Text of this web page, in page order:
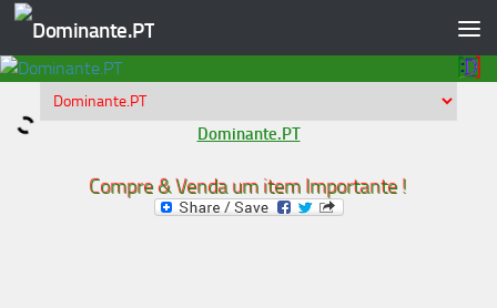
Skip to content
Dominante.PT
Compre & Venda um item Importante !